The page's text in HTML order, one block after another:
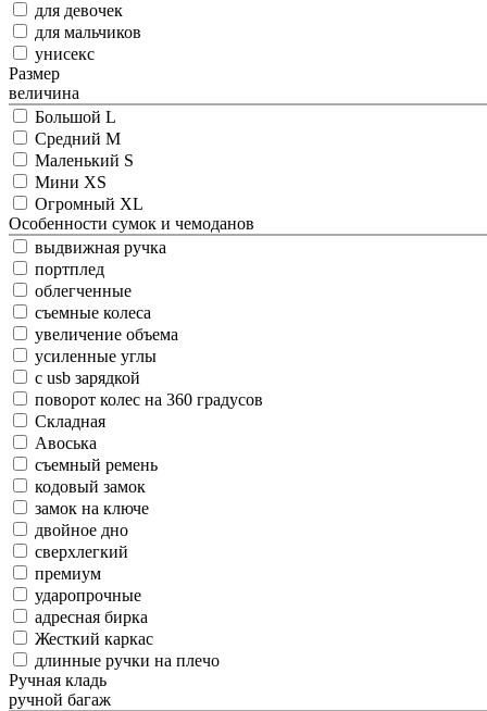
для девочек
для мальчиков
унисекс
Размер
величина
Большой L
Средний M
Маленький S
Мини XS
Огромный XL
Особенности сумок и чемоданов
выдвижная ручка
портплед
облегченные
съемные колеса
увеличение объема
усиленные углы
с usb зарядкой
поворот колес на 360 градусов
Складная
Авоська
съемный ремень
кодовый замок
замок на ключе
двойное дно
сверхлегкий
премиум
ударопрочные
адресная бирка
Жесткий каркас
длинные ручки на плечо
Ручная кладь
ручной багаж